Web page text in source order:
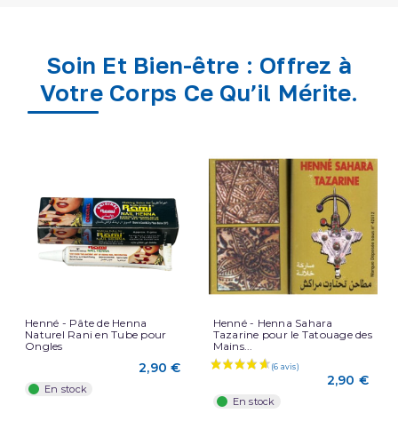
Soin Et Bien-être : Offrez à
Votre Corps Ce Qu’il Mérite.
Henné - Pâte de Henna
Naturel Rani en Tube pour
Ongles
2,90 €
En stock
Henné - Henna Sahara
Tazarine pour le Tatouage des
Mains...
2,90 €
En stock